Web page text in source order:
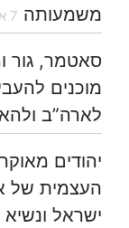
משמעותה 7 אוגוסט 2026, 16:45,
סאטמר, גור
מוכנים
לארה”ב
יהודים
העצמית של
ישראל ונשיא